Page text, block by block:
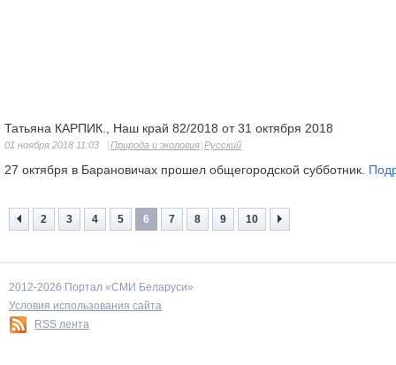
Татьяна КАРПИК., Наш край 82/2018 от 31 октября 2018
01 ноября 2018 11:03 Природа и экология Русский
27 октября в Барановичах прошел общегородской субботник.
2 3 4 5 6 7 8 9 10
2012-2026 Портал «СМИ Беларуси»
Условия использования сайта
RSS лента